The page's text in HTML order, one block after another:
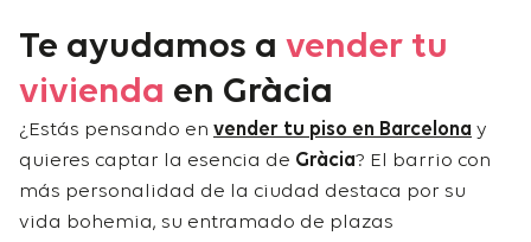
Te ayudamos a vender tu
vivienda en Gràcia
¿Estás pensando en vender tu piso en Barcelona y
quieres captar la esencia de Gràcia? El barrio con
más personalidad de la ciudad destaca por su
vida bohemia, su entramado de plazas